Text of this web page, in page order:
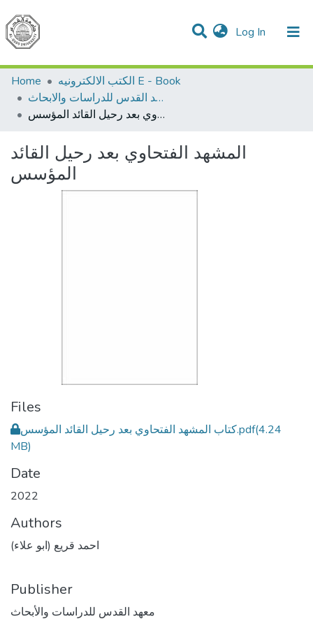
Log In (current)
Communities & Collections
All of DSpace
Home
الكتب الالكترونيه E - Book
اصدارات معهد القدس للدراسات والابحاث
المشهد الفتحاوي بعد رحيل القائد المؤسس
المشهد الفتحاوي بعد رحيل القائد
المؤسس
Files
كتاب المشهد الفتحاوي بعد رحيل القائد المؤسس.pdf(4.24
MB)
Date
2022
Authors
احمد قريع (ابو علاء)
Publisher
معهد القدس للدراسات والأبحاث